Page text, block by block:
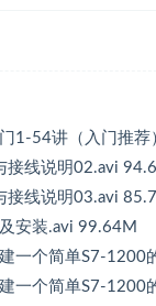
1-54讲（入门推荐
接线说明02.avi
接线说明03.avi
安装.avi 99.64M
一个简单S7-1200
一个简单S7-1200